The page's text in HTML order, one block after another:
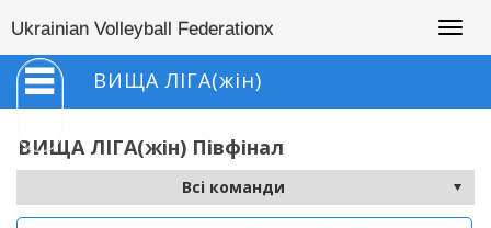
Ukrainian Volleyball Federationx
ВИЩА ЛІГА(жін)
ВИЩА ЛІГА(жін) Півфінал